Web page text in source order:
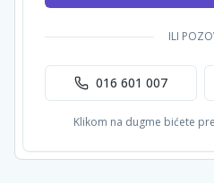
ILI
016 601 007
Klikom na dugme bićete